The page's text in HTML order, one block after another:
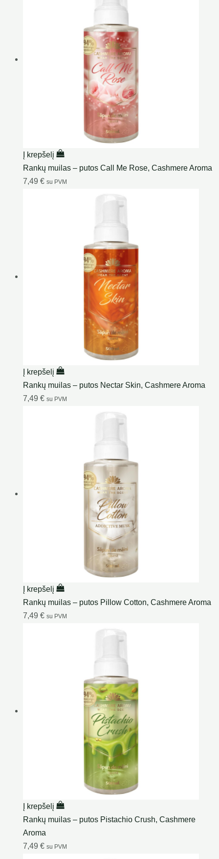
Į krepšelį
Rankų muilas – putos Call Me Rose, Cashmere Aroma
7,49 € su PVM
Į krepšelį
Rankų muilas – putos Nectar Skin, Cashmere Aroma
7,49 € su PVM
Į krepšelį
Rankų muilas – putos Pillow Cotton, Cashmere Aroma
7,49 € su PVM
Į krepšelį
Rankų muilas – putos Pistachio Crush, Cashmere
Aroma
7,49 € su PVM